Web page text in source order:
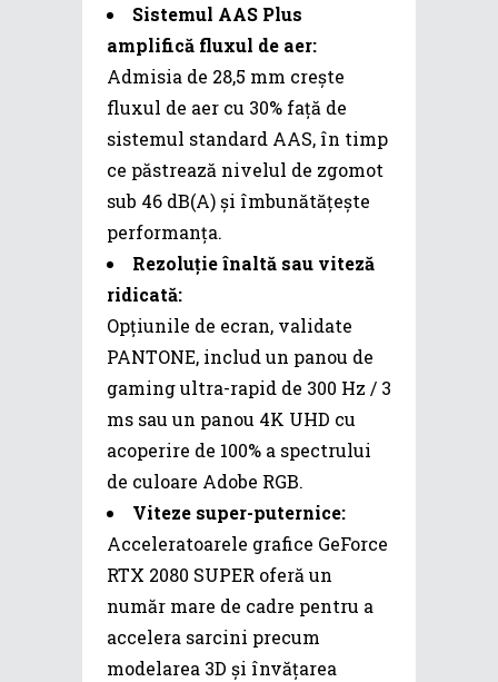
Sistemul AAS Plus
amplifică fluxul de aer:
Admisia de 28,5 mm crește
fluxul de aer cu 30% față de
sistemul standard AAS, în timp
ce păstrează nivelul de zgomot
sub 46 dB(A) și îmbunătățește
performanța.
Rezoluție înaltă sau viteză
ridicată:
Opțiunile de ecran, validate
PANTONE, includ un panou de
gaming ultra-rapid de 300 Hz / 3
ms sau un panou 4K UHD cu
acoperire de 100% a spectrului
de culoare Adobe RGB.
Viteze super-puternice:
Acceleratoarele grafice GeForce
RTX 2080 SUPER oferă un
număr mare de cadre pentru a
accelera sarcini precum
modelarea 3D și învățarea